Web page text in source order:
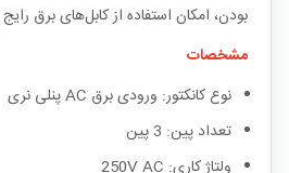
بودن، امکان استفاده از کابل‌های برق
مشخصات
نوع کانکتور: ورودی برق AC پنلی نری
تعداد پین: 3 پین
ولتاژ کاری: 250V AC